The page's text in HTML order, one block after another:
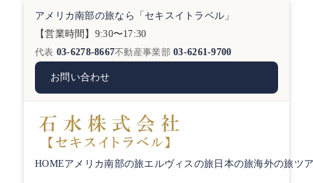
アメリカ南部の旅なら「セキスイトラベル」
【営業時間】9:30〜17:30
代表 03-6278-8667不動産事業部 03-6261-9700
お問い合わせ
HOMEアメリカ南部の旅エルヴィスの旅 日本の旅海外の旅 ツ